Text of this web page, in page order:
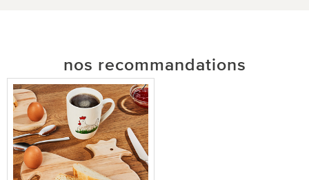
nos recommandations